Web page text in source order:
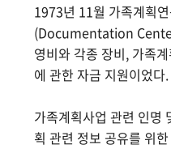
1973년 11월 가족계획
(Documentation
영비와 각종 장비, 가족
에 관한 자금 지원이었
가족계획사업 관련 인명
획 관련 정보 공유를 위